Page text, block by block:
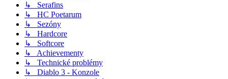
↳ Serafins
↳ HC Poetarum
↳ Sezóny
↳ Hardcore
↳ Softcore
↳ Achievementy
↳ Technické problémy
↳ Diablo 3 - Konzole